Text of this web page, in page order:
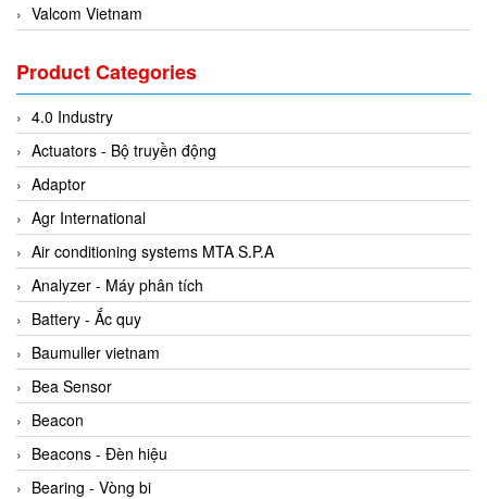
Valcom Vietnam
3CTEST Vietnam
4B VietNam Vietnam
ABB Vietnam
AC Infinity Vietnam
AC&E Telecommunications
AC&T Vietnam
Accepta Vietnam
ACCUMAC Vietnam
AccuWeb Vietnam
Acey
ACOEM Vietnam
ADCA Vietnam
ADFweb Vietnam
Product Categories
4.0 Industry
Actuators - Bộ truyền động
Adaptor
Agr International
Air conditioning systems MTA S.P.A
Analyzer - Máy phân tích
Battery - Ắc quy
Baumuller vietnam
Bea Sensor
Beacon
Beacons - Đèn hiệu
Bearing - Vòng bi